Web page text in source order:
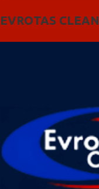
EVROTAS CLEAN